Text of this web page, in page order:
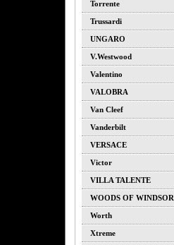
Torrente
Trussardi
UNGARO
V.westwood
Valentino
VALOBRA
Van Cleef
Vanderbilt
VERSACE
Victor
VILLA TALENTE
WOODS OF WINDSOR
Worth
Xtreme